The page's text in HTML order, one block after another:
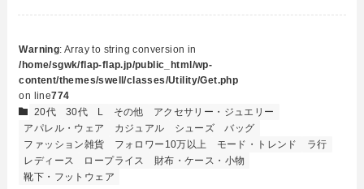
Warning: Array to string conversion in
/home/sgwk/flap-flap.jp/public_html/wp-
content/themes/swell/classes/Utility/Get.php
on line774
20代
30代 L その他
アクセサリー・ジュエリー
アパレル・ウェア
カジュアル シューズ
バッグ
ファッション雑貨
フォロワー10万以上 モード・トレンド
ラ行
レディース
ロープライス
財布・ケース・小物
靴下・フットウェア